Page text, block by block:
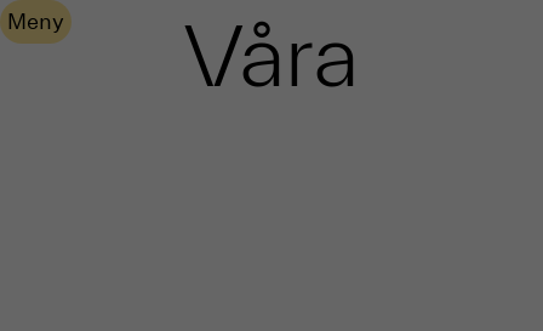
Meny Våra